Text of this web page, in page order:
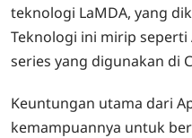
teknologi LaMDA, yang
Teknologi ini mirip seperti
series yang digunakan di
Keuntungan utama dari
kemampuannya untuk